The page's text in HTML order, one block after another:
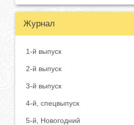
Журнал
1-й выпуск
2-й выпуск
3-й выпуск
4-й, спецвыпуск
5-й, Новогодний